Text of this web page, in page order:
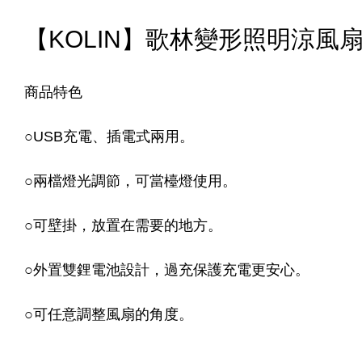
【KOLIN】歌林變形照明涼風
商品特色
○USB充電、插電式兩用。
○兩檔燈光調節，可當檯燈使用。
○可壁掛，放置在需要的地方。
○外置雙鋰電池設計，過充保護充電更安心。
○可任意調整風扇的角度。